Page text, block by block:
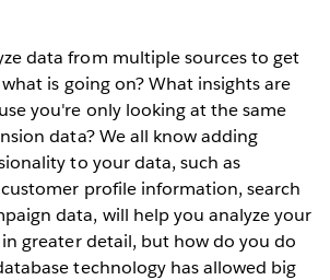
data from multiple sources to get
is going on? What insights are
you're only looking at the same
data? We all know adding
to your data, such as
profile information, search
data, will help you analyze your
greater detail, but how do you do
technology has allowed big